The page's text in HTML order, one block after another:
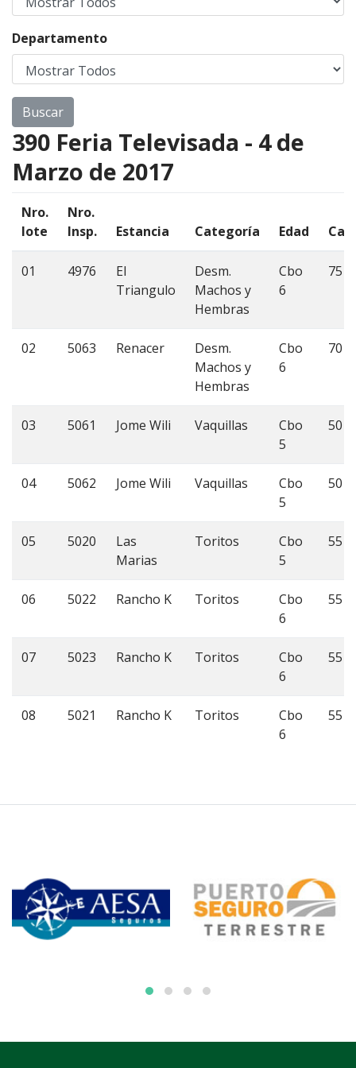
Departamento
390 Feria Televisada - 4 de
Marzo de 2017
Nro.
lote
Nro.
Insp.
Estancia Categoría Edad
01 4976
El
Triangulo
Desm.
Machos y
Hembras
Cbo
6
75
02 5063 Renacer
Desm.
Machos y
Hembras
Cbo
6
70
03 5061 Jome Wili Vaquillas
Cbo
5
50
04 5062 Jome Wili Vaquillas
Cbo
5
50
05 5020
Las
Marias
Toritos
Cbo
5
55
06 5022 Rancho K Toritos
Cbo
6
55
07 5023 Rancho K Toritos
Cbo
6
55
08 5021 Rancho K Toritos
Cbo
6
55